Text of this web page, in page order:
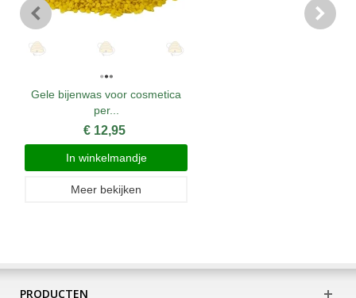
Gele bijenwas voor cosmetica
per...
€ 12,95
In winkelmandje
Meer bekijken
PRODUCTEN